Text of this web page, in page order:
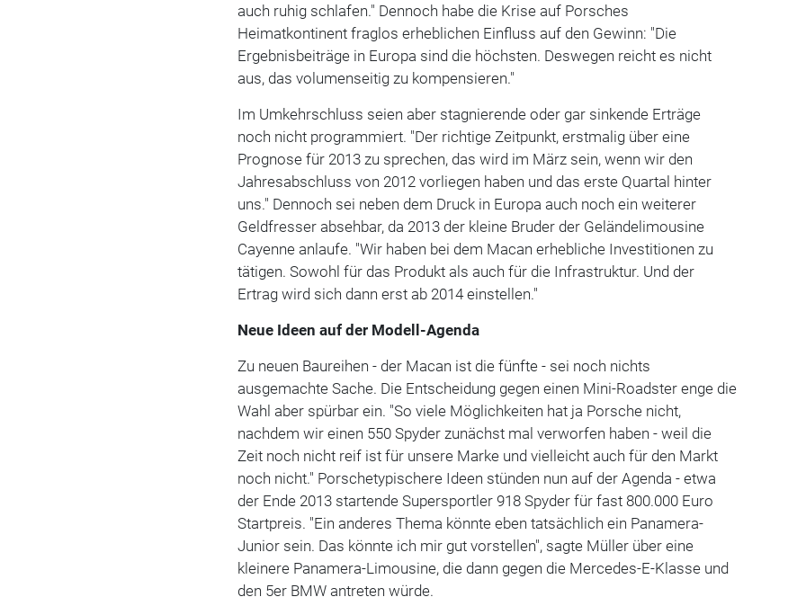
auch ruhig schlafen." Dennoch habe die Krise auf Porsches
Heimatkontinent fraglos erheblichen Einfluss auf den Gewinn: "Die
Ergebnisbeiträge in Europa sind die höchsten. Deswegen reicht es nicht
aus, das volumenseitig zu kompensieren."
Im Umkehrschluss seien aber stagnierende oder gar sinkende Erträge
noch nicht programmiert. "Der richtige Zeitpunkt, erstmalig über eine
Prognose für 2013 zu sprechen, das wird im März sein, wenn wir den
Jahresabschluss von 2012 vorliegen haben und das erste Quartal hinter
uns." Dennoch sei neben dem Druck in Europa auch noch ein weiterer
Geldfresser absehbar, da 2013 der kleine Bruder der Geländelimousine
Cayenne anlaufe. "Wir haben bei dem Macan erhebliche Investitionen zu
tätigen. Sowohl für das Produkt als auch für die Infrastruktur. Und der
Ertrag wird sich dann erst ab 2014 einstellen."
Neue Ideen auf der Modell-Agenda
Zu neuen Baureihen - der Macan ist die fünfte - sei noch nichts
ausgemachte Sache. Die Entscheidung gegen einen Mini-Roadster enge die
Wahl aber spürbar ein. "So viele Möglichkeiten hat ja Porsche nicht,
nachdem wir einen 550 Spyder zunächst mal verworfen haben - weil die
Zeit noch nicht reif ist für unsere Marke und vielleicht auch für den Markt
noch nicht." Porschetypischere Ideen stünden nun auf der Agenda - etwa
der Ende 2013 startende Supersportler 918 Spyder für fast 800.000 Euro
Startpreis. "Ein anderes Thema könnte eben tatsächlich ein Panamera-
Junior sein. Das könnte ich mir gut vorstellen", sagte Müller über eine
kleinere Panamera-Limousine, die dann gegen die Mercedes-E-Klasse und
den 5er BMW antreten würde.